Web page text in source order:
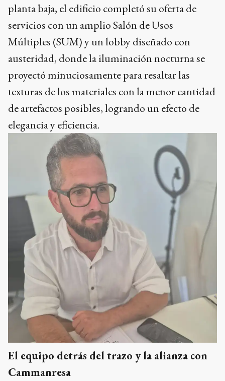
planta baja, el edificio completó su oferta de
servicios con un amplio Salón de Usos
Múltiples (SUM) y un lobby diseñado con
austeridad, donde la iluminación nocturna se
proyectó minuciosamente para resaltar las
texturas de los materiales con la menor cantidad
de artefactos posibles, logrando un efecto de
elegancia y eficiencia.
El equipo detrás del trazo y la alianza con
Cammanresa